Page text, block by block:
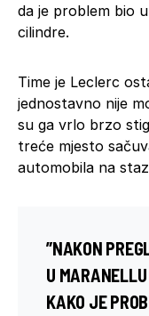
da je problem bio
cilindre.
Time je Leclerc
jednostavno nije
su ga vrlo brzo
treće mjesto
automobila na
”NAKON
U
KAKO JE